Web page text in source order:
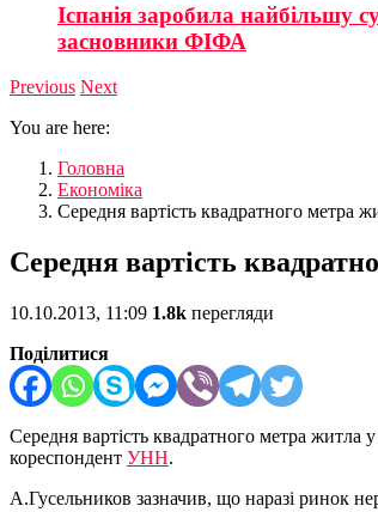
Іспанія заробила найбільшу
засновники ФІФА
Previous Next
You are here:
Головна
Економіка
Середня вартість квадратного метра
Середня вартість
10.10.2013, 11:09 1.8k перегляди
Поділитися
Середня вартість квадратного метра житла
кореспондент УНН.
А.Гусельников зазначив, що наразі ринок